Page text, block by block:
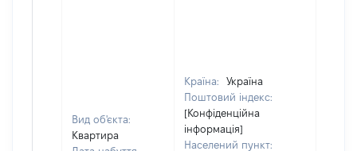
Вид об'єкта:
Квартира
Країна:
Україна
Поштовий індекс:
[Конфіденційна
інформація]
Населений пункт: